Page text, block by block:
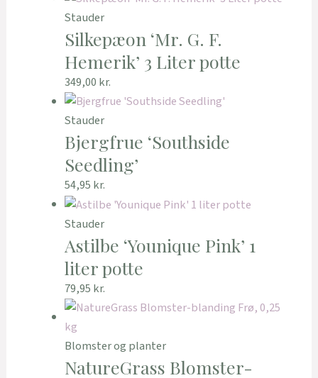
Stauder
Silkepæon ‘Mr. G. F.
Hemerik’ 3 Liter potte
349,00 kr.
Stauder
Bjergfrue ‘Southside
Seedling’
54,95 kr.
Stauder
Astilbe ‘Younique Pink’ 1
liter potte
79,95 kr.
Blomster og planter
NatureGrass Blomster-